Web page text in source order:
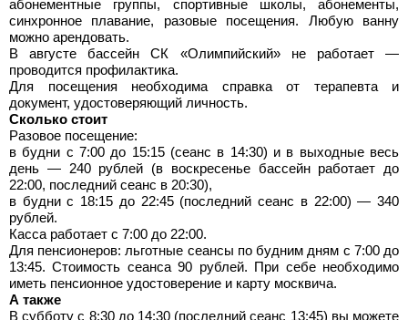
абонементные группы, спортивные школы, абонементы,
синхронное плавание, разовые посещения. Любую ванну
можно арендовать.
В августе бассейн СК «Олимпийский» не работает —
проводится профилактика.
Для посещения необходима справка от терапевта и
документ, удостоверяющий личность.
Сколько стоит
Разовое посещение:
в будни c 7:00 до 15:15 (сеанс в 14:30) и в выходные весь
день — 240 рублей (в воскресенье бассейн работает до
22:00, последний сеанс в 20:30),
в будни с 18:15 до 22:45 (последний сеанс в 22:00) — 340
рублей.
Касса работает с 7:00 до 22:00.
Для пенсионеров: льготные сеансы по будним дням с 7:00 до
13:45. Стоимость сеанса 90 рублей. При себе необходимо
иметь пенсионное удостоверение и карту москвича.
А также
В субботу с 8:30 до 14:30 (последний сеанс 13:45) вы можете